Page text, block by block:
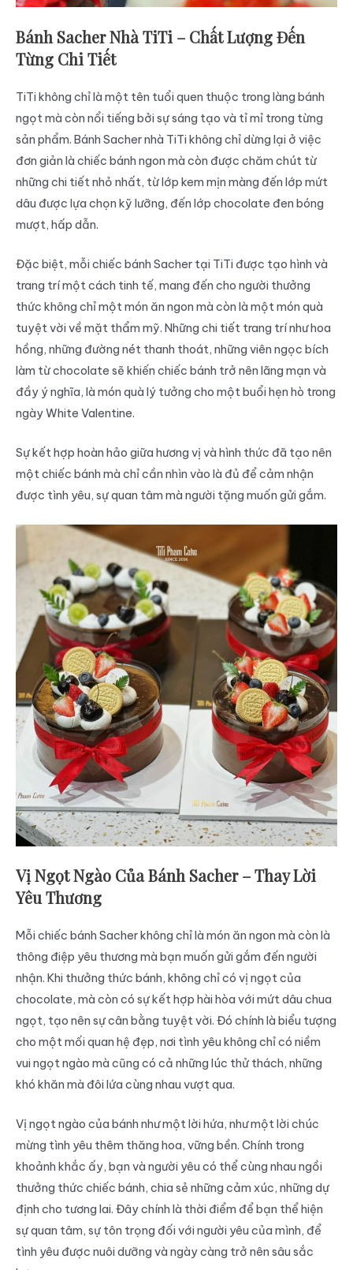
Bánh Sacher Nhà TiTi – Chất Lượng Đến
Từng Chi Tiết
TiTi không chỉ là một tên tuổi quen thuộc trong làng bánh
ngọt mà còn nổi tiếng bởi sự sáng tạo và tỉ mỉ trong từng
sản phẩm. Bánh Sacher nhà TiTi không chỉ dừng lại ở việc
đơn giản là chiếc bánh ngon mà còn được chăm chút từ
những chi tiết nhỏ nhất, từ lớp kem mịn màng đến lớp mứt
dâu được lựa chọn kỹ lưỡng, đến lớp chocolate đen bóng
mượt, hấp dẫn.
Đặc biệt, mỗi chiếc bánh Sacher tại TiTi được tạo hình và
trang trí một cách tinh tế, mang đến cho người thưởng
thức không chỉ một món ăn ngon mà còn là một món quà
tuyệt vời về mặt thẩm mỹ. Những chi tiết trang trí như hoa
hồng, những đường nét thanh thoát, những viên ngọc bích
làm từ chocolate sẽ khiến chiếc bánh trở nên lãng mạn và
đầy ý nghĩa, là món quà lý tưởng cho một buổi hẹn hò trong
ngày White Valentine.
Sự kết hợp hoàn hảo giữa hương vị và hình thức đã tạo nên
một chiếc bánh mà chỉ cần nhìn vào là đủ để cảm nhận
được tình yêu, sự quan tâm mà người tặng muốn gửi gắm.
Vị Ngọt Ngào Của Bánh Sacher – Thay Lời
Yêu Thương
Mỗi chiếc bánh Sacher không chỉ là món ăn ngon mà còn là
thông điệp yêu thương mà bạn muốn gửi gắm đến người
nhận. Khi thưởng thức bánh, không chỉ có vị ngọt của
chocolate, mà còn có sự kết hợp hài hòa với mứt dâu chua
ngọt, tạo nên sự cân bằng tuyệt vời. Đó chính là biểu tượng
cho một mối quan hệ đẹp, nơi tình yêu không chỉ có niềm
vui ngọt ngào mà cũng có cả những lúc thử thách, những
khó khăn mà đôi lứa cùng nhau vượt qua.
Vị ngọt ngào của bánh như một lời hứa, như một lời chúc
mừng tình yêu thêm thăng hoa, vững bền. Chính trong
khoảnh khắc ấy, bạn và người yêu có thể cùng nhau ngồi
thưởng thức chiếc bánh, chia sẻ những cảm xúc, những dự
định cho tương lai. Đây chính là thời điểm để bạn thể hiện
sự quan tâm, sự tôn trọng đối với người yêu của mình, để
tình yêu được nuôi dưỡng và ngày càng trở nên sâu sắc